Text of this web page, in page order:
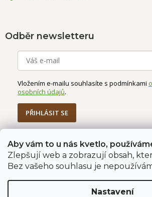
Aby vám to u nás kvetlo,
Zlepšují web a zobrazují obsah,
Bez vašeho souhlasu je
Nastavení
Odběr newsletteru
Vložením e-mailu souhlasíte s podmínkami
osobních údajů.
PŘIHLÁSIT SE
Jahodárna Brozany
Podmínky ochrany
Vytvořil Shoptet